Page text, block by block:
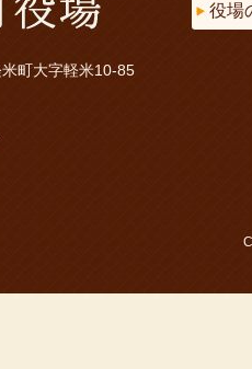
町大字軽米10-85
役場